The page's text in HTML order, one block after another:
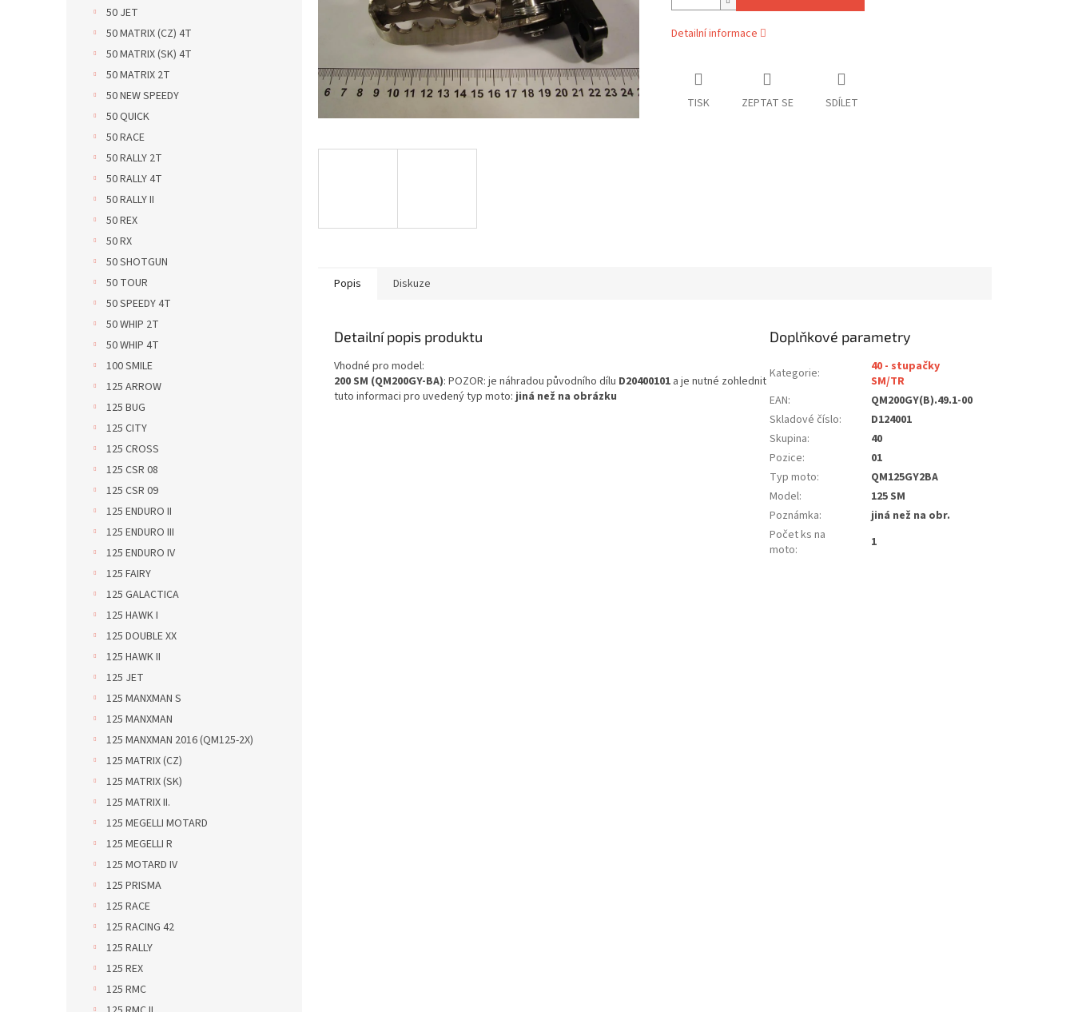
50 JET
50 MATRIX (CZ) 4T
50 MATRIX (SK) 4T
50 MATRIX 2T
50 NEW SPEEDY
50 QUICK
50 RACE
50 RALLY 2T
50 RALLY 4T
50 RALLY II
50 REX
50 RX
50 SHOTGUN
50 TOUR
50 SPEEDY 4T
50 WHIP 2T
50 WHIP 4T
100 SMILE
125 ARROW
125 BUG
125 CITY
125 CROSS
125 CSR 08
125 CSR 09
125 ENDURO II
125 ENDURO III
125 ENDURO IV
125 FAIRY
125 GALACTICA
125 HAWK I
125 DOUBLE XX
125 HAWK II
125 JET
125 MANXMAN S
125 MANXMAN
125 MANXMAN 2016 (QM125-2X)
125 MATRIX (CZ)
125 MATRIX (SK)
125 MATRIX II.
125 MEGELLI MOTARD
125 MEGELLI R
125 MOTARD IV
125 PRISMA
125 RACE
125 RACING 42
125 RALLY
125 REX
125 RMC
Detailní informace
TISK ZEPTAT SE SDÍLET
Popis Diskuze
Detailní popis produktu
Vhodné pro model:
200 SM (QM200GY-BA): POZOR: je náhradou původního dílu D20400101 a je nutné zohlednit
tuto informaci pro uvedený typ moto: jiná než na obrázku
Doplňkové parametry
Kategorie:
40 - stupačky
SM/TR
EAN:
QM200GY(B).49.1-00
Skladové číslo:
D124001
Skupina:
40
Pozice:
01
Typ moto:
QM125GY2BA
Model:
125 SM
Poznámka:
jiná než na obr.
Počet ks na
moto: 1